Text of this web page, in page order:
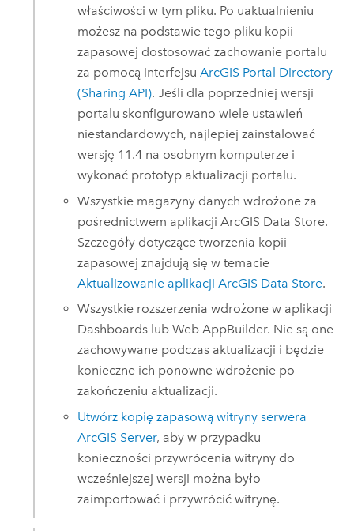
właściwości w tym pliku. Po uaktualnieniu
możesz na podstawie tego pliku kopii
zapasowej dostosować zachowanie portalu
za pomocą interfejsuArcGIS Portal Directory
(Sharing API). Jeśli dla poprzedniej wersji
portalu skonfigurowano wiele ustawień
niestandardowych, najlepiej zainstalować
wersję 11.4 na osobnym komputerze i
wykonać prototyp aktualizacji portalu.
Wszystkie magazyny danych wdrożone za
pośrednictwem aplikacjiArcGIS Data Store.
Szczegóły dotyczące tworzenia kopii
zapasowej znajdują się w temacie
Aktualizowanie aplikacjiArcGIS Data Store.
Wszystkie rozszerzenia wdrożone w aplikacji
Dashboards lubWeb AppBuilder. Nie są one
zachowywane podczas aktualizacji i będzie
konieczne ich ponowne wdrożenie po
zakończeniu aktualizacji.
Utwórz kopię zapasową witryny serwera
ArcGIS Server, aby w przypadku
konieczności przywrócenia witryny do
wcześniejszej wersji można było
zaimportować i przywrócić witrynę.